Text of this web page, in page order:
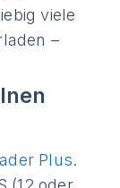
viele
–
Plus.